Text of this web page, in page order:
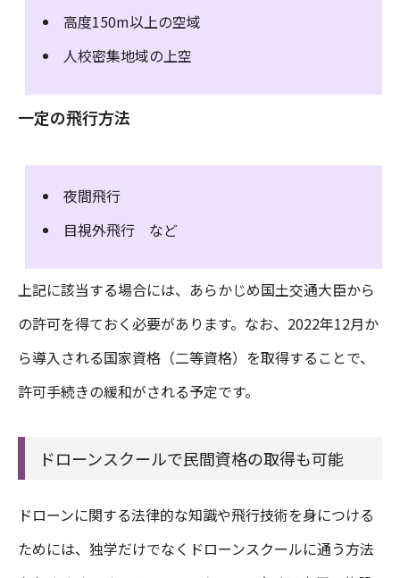
高度150m以上の空域
人校密集地域の上空
一定の飛行方法
夜間飛行
目視外飛行 など
上記に該当する場合には、あらかじめ国土交通大臣から
の許可を得ておく必要があります。なお、2022年12月か
ら導入される国家資格（二等資格）を取得することで、
許可手続きの緩和がされる予定です。
ドローンスクールで民間資格の取得も可能
ドローンに関する法律的な知識や飛行技術を身につける
ためには、独学だけでなくドローンスクールに通う方法
予約